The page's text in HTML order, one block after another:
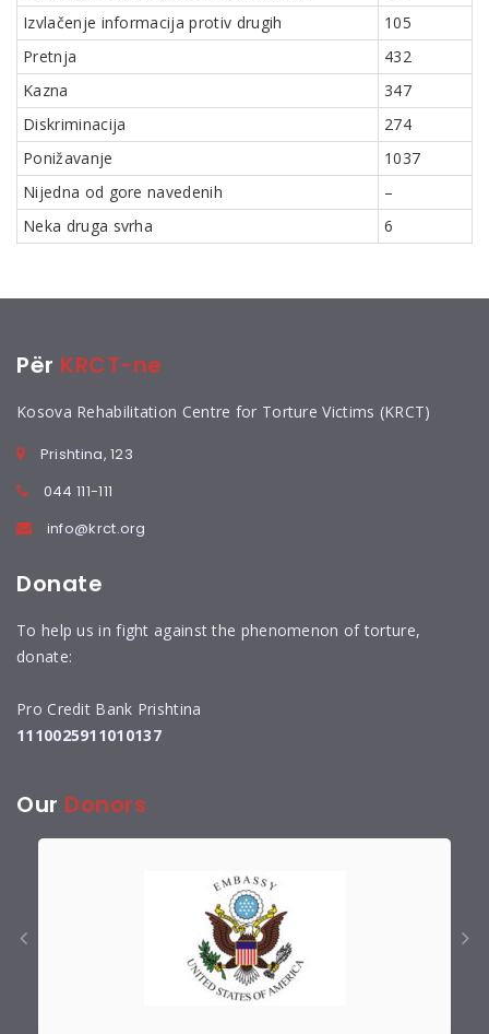
Izvlačenje informacija protiv drugih
105
Pretnja
432
Kazna
347
Diskriminacija
274
Ponižavanje
1037
Nijedna od gore navedenih
–
Neka druga svrha
6
Për KRCT-ne
Kosova Rehabilitation Centre for Torture Victims (KRCT)
Prishtina, 123
044 111-111
info@krct.org
Donate
To help us in fight against the phenomenon of torture,
donate:
Pro Credit Bank Prishtina
1110025911010137
Our Donors
prev next